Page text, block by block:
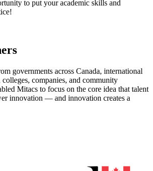
to put your academic skills and
governments across Canada, international
colleges, companies, and community
Mitacs to focus on the core idea that talent
innovation — and innovation creates a